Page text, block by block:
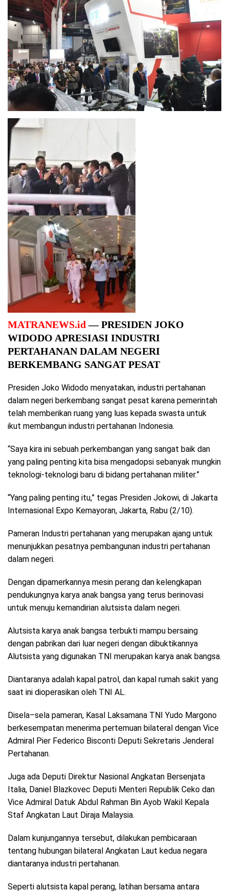
MATRANEWS.id — PRESIDEN JOKO
WIDODO APRESIASI INDUSTRI
PERTAHANAN DALAM NEGERI
BERKEMBANG SANGAT PESAT
Presiden Joko Widodo menyatakan, industri pertahanan
dalam negeri berkembang sangat pesat karena pemerintah
telah memberikan ruang yang luas kepada swasta untuk
ikut membangun industri pertahanan Indonesia.
“Saya kira ini sebuah perkembangan yang sangat baik dan
yang paling penting kita bisa mengadopsi sebanyak mungkin
teknologi-teknologi baru di bidang pertahanan militer.”
“Yang paling penting itu,” tegas Presiden Jokowi, di Jakarta
Internasional Expo Kemayoran, Jakarta, Rabu (2/10).
Pameran Industri pertahanan yang merupakan ajang untuk
menunjukkan pesatnya pembangunan industri pertahanan
dalam negeri.
Dengan dipamerkannya mesin perang dan kelengkapan
pendukungnya karya anak bangsa yang terus berinovasi
untuk menuju kemandirian alutsista dalam negeri.
Alutsista karya anak bangsa terbukti mampu bersaing
dengan pabrikan dari luar negeri dengan dibuktikannya
Alutsista yang digunakan TNI merupakan karya anak bangsa.
Diantaranya adalah kapal patrol, dan kapal rumah sakit yang
saat ini dioperasikan oleh TNI AL.
Disela–sela pameran, Kasal Laksamana TNI Yudo Margono
berkesempatan menerima pertemuan bilateral dengan Vice
Admiral Pier Federico Bisconti Deputi Sekretaris Jenderal
Pertahanan.
Juga ada Deputi Direktur Nasional Angkatan Bersenjata
Italia, Daniel Blazkovec Deputi Menteri Republik Ceko dan
Vice Admiral Datuk Abdul Rahman Bin Ayob Wakil Kepala
Staf Angkatan Laut Diraja Malaysia.
Dalam kunjungannya tersebut, dilakukan pembicaraan
tentang hubungan bilateral Angkatan Laut kedua negara
diantaranya industri pertahanan.
Seperti alutsista kapal perang, latihan bersama antara